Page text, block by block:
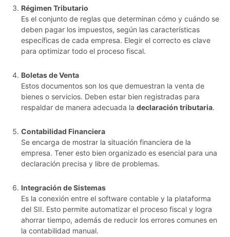
Régimen Tributario
Es el conjunto de reglas que determinan cómo y cuándo se
deben pagar los impuestos, según las características
específicas de cada empresa. Elegir el correcto es clave
para optimizar todo el proceso fiscal.
Boletas de Venta
Estos documentos son los que demuestran la venta de
bienes o servicios. Deben estar bien registradas para
respaldar de manera adecuada la declaración tributaria.
Contabilidad Financiera
Se encarga de mostrar la situación financiera de la
empresa. Tener esto bien organizado es esencial para una
declaración precisa y libre de problemas.
Integración de Sistemas
Es la conexión entre el software contable y la plataforma
del SII. Esto permite automatizar el proceso fiscal y logra
ahorrar tiempo, además de reducir los errores comunes en
la contabilidad manual.